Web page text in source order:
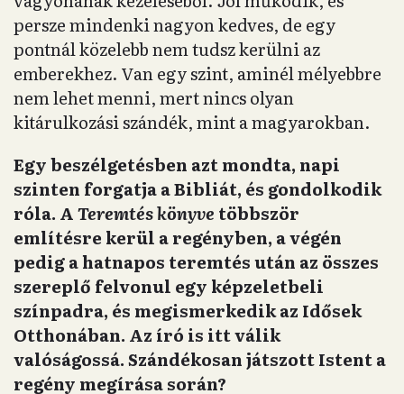
persze mindenki nagyon kedves, de egy
pontnál közelebb nem tudsz kerülni az
emberekhez. Van egy szint, aminél mélyebbre
nem lehet menni, mert nincs olyan
kitárulkozási szándék, mint a magyarokban.
Egy beszélgetésben azt mondta, napi
szinten forgatja a Bibliát, és gondolkodik
róla. ATeremtés könyve többször
említésre kerül a regényben, a végén
pedig a hatnapos teremtés után az összes
szereplő felvonul egy képzeletbeli
színpadra, és megismerkedik az Idősek
Otthonában. Az író is itt válik
valóságossá. Szándékosan játszott Istent a
regény megírása során?